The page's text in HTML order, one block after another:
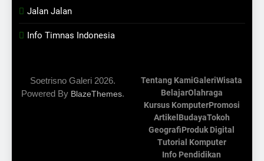
Jalan Jalan
Info Timnas Indonesia
Soetrisno Galeri 2026.
Powered By BlazeThemes.
Tentang KamiGaleriWisata
BelajarOlahraga
Kursus KomputerPromosi
Artikel BudayaTokoh
GeografiProduk Digital
Tutorial Komputer
Info Pendidikan